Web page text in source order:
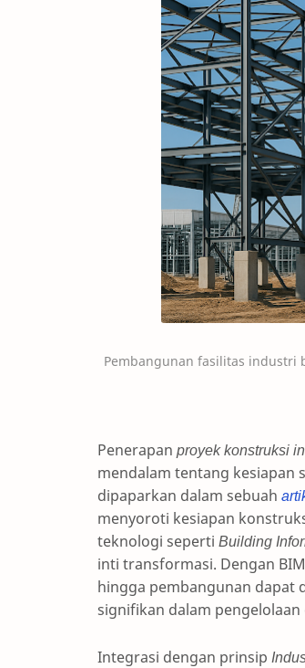
Pembangunan fasilitas industri
Penerapan proyek konstruksi
mendalam tentang kesiapan
dipaparkan dalam sebuah
menyoroti kesiapan
teknologi seperti Building
inti transformasi. Dengan
hingga pembangunan dapat
signifikan dalam
Integrasi dengan prinsip